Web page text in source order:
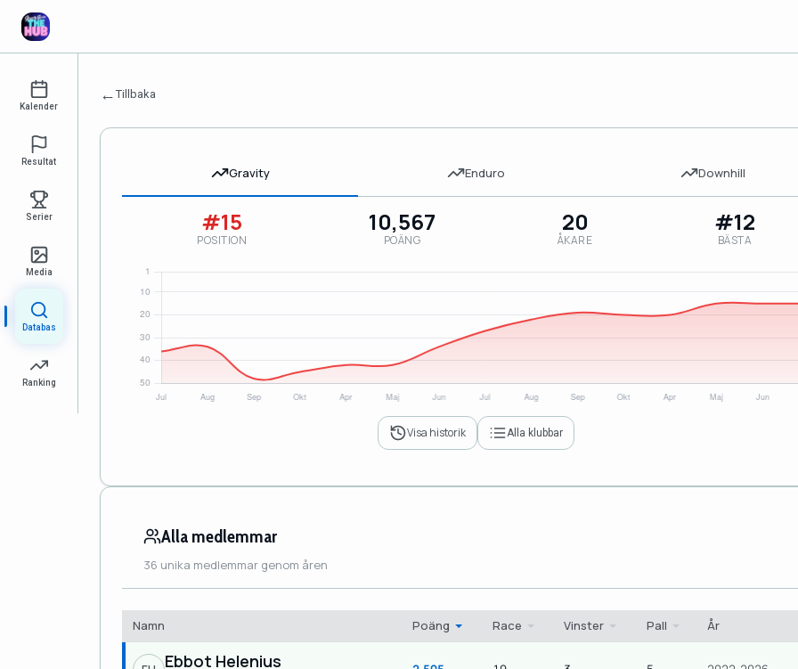
Kalender
Resultat
Serier
Media
Databas
Ranking
←Tillbaka
Gravity Enduro Downhill
#15
POSITION
10,567
POÄNG
20
ÅKARE
#12
BÄSTA
Visa historik Alla klubbar
Alla medlemmar
36 unika medlemmar genom åren
Namn Poäng Race Vinster Pall År
Ebbot Helenius